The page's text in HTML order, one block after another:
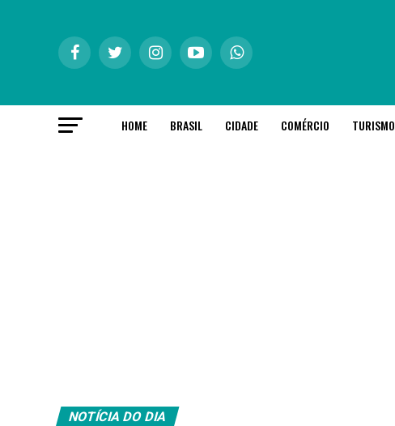
HOME BRASIL CIDADE COMÉRCIO TURISMO
NOTÍCIA DO DIA